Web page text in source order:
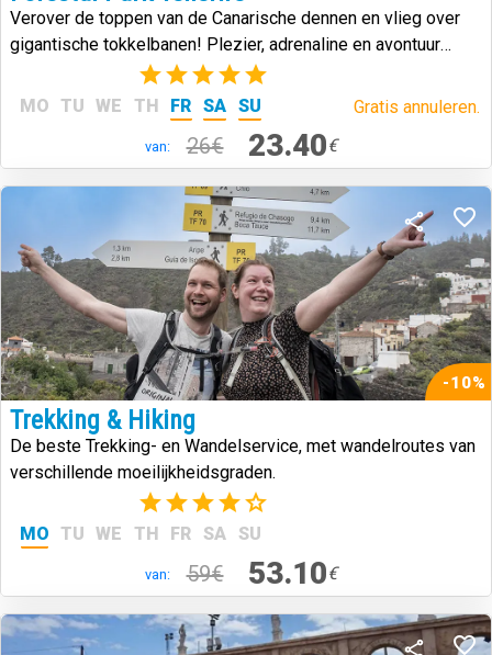
Verover de toppen van de Canarische dennen en vlieg over
gigantische tokkelbanen! Plezier, adrenaline en avontuur
midden in de natuur.
(2)
MO TU WE TH FR SA SU Gratis annuleren.
van: 26€ 23.40€
-10%
Trekking & Hiking
De beste Trekking- en Wandelservice, met wandelroutes van
verschillende moeilijkheidsgraden.
(2)
MO TU WE TH FR SA SU
van: 59€ 53.10€